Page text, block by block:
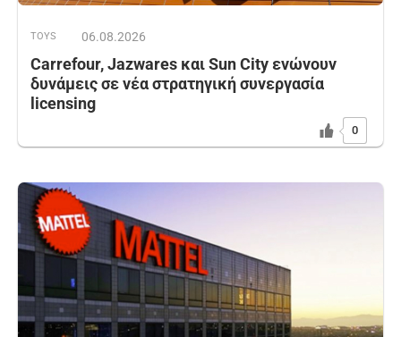
TOYS 06.08.2026
Carrefour, Jazwares και Sun City ενώνουν
δυνάμεις σε νέα στρατηγική συνεργασία
licensing
0